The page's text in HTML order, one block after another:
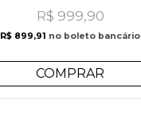
R$ 999,90
R$ 899,91 no boleto bancário
COMPRAR